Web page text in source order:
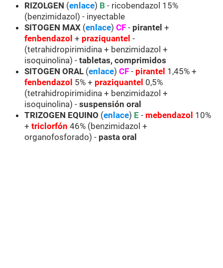
RIZOLGEN (enlace) B - ricobendazol 15%
(benzimidazol) - inyectable
SITOGEN MAX (enlace)CF- pirantel+
fenbendazol+ praziquantel-
(tetrahidropirimidina + benzimidazol +
isoquinolina) -tabletas, comprimidos
SITOGEN ORAL (enlace)CF- pirantel 1,45% +
fenbendazol 5% + praziquantel 0,5%
(tetrahidropirimidina + benzimidazol +
isoquinolina) -suspensión oral
TRIZOGEN EQUINO (enlace) E - mebendazol 10%
+ triclorfón 46% (benzimidazol +
organofosforado) - pasta oral